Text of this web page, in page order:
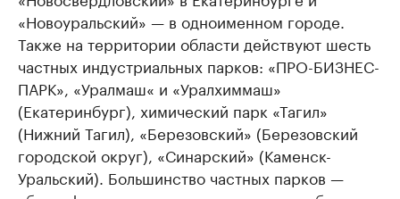
«Новоуральский» — в одноименном городе.
Также на территории области действуют шесть
частных индустриальных парков: «ПРО-БИЗНЕС-
ПАРК», «Уралмаш« и «Уралхиммаш»
(Екатеринбург), химический парк «Тагил»
(Нижний Тагил), «Березовский» (Березовский
городской округ), «Синарский» (Каменск-
Уральский). Большинство частных парков —